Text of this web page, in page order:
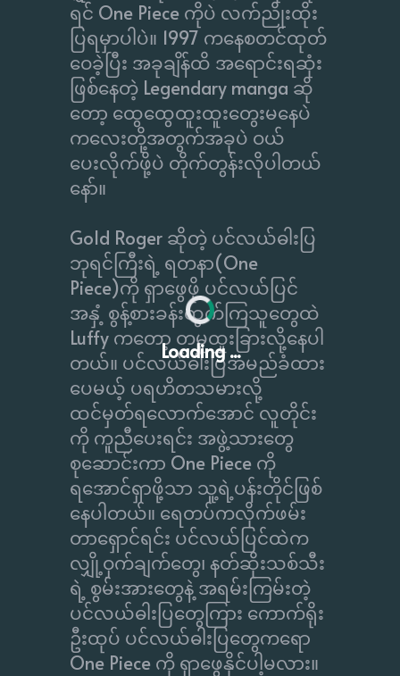
Loading ...
ရင် One Piece ကိုပဲ လက်ညိုးထိုး
ပြရမှာပါပဲ။ 1997 ကနေစတင်ထုတ်
ဝေခဲ့ပြီး အခုချိန်ထိ အရောင်းရဆုံး
ဖြစ်နေတဲ့ Legendary manga ဆို
တော့ ထွေထွေထူးထူးတွေးမနေပဲ
ကလေးတို့အတွက်အခုပဲ ဝယ်
ပေးလိုက်ဖို့ပဲ တိုက်တွန်းလိုပါတယ်
နော်။
Gold Roger ဆိုတဲ့ ပင်လယ်ဓါးပြ
ဘုရင်ကြီးရဲ့ ရတနာ(One
Piece)ကို ရှာဖွေဖို့ ပင်လယ်ပြင်
အနှံ့ စွန့်စားခန်းထွက်ကြသူတွေထဲ
Luffy ကတော့ တမူထူးခြားလို့နေပါ
တယ်။ ပင်လယ်ဓါးပြအမည်ခံထား
ပေမယ့် ပရဟိတသမားလို့
ထင်မှတ်ရလောက်အောင် လူတိုင်း
ကို ကူညီပေးရင်း အဖွဲ့သားတွေ
စုဆောင်းကာ One Piece ကို
ရအောင်ရှာဖို့သာ သူ့ရဲ့ပန်းတိုင်ဖြစ်
နေပါတယ်။ ရေတပ်ကလိုက်ဖမ်း
တာရှောင်ရင်း ပင်လယ်ပြင်ထဲက
လျှို့ဝှက်ချက်တွေ၊ နတ်ဆိုးသစ်သီး
ရဲ့ စွမ်းအားတွေနဲ့ အရမ်းကြမ်းတဲ့
ပင်လယ်ဓါးပြတွေကြား ကောက်ရိုး
ဦးထုပ် ပင်လယ်ဓါးပြတွေကရော
One Piece ကို ရှာဖွေနိုင်ပါ့မလား။